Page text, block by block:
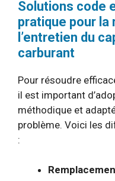
Solutions code
pratique pour la
l’entretien du
carburant
Pour résoudre
il est important
méthodique et
problème. Voici les
: